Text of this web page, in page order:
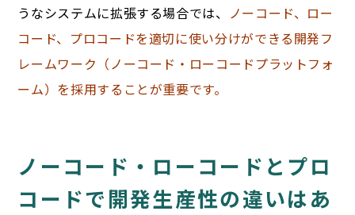
うなシステムに拡張する場合では、 ノーコード、ロー
コード、プロコードを適切に使い分けができる開発フ
レームワーク（ノーコード・ローコードプラットフォ
ーム）を採用することが重要です。
ノーコード・ローコードとプロ
コードで開発生産性の違いはあ